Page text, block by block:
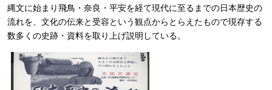
縄文に始まり飛鳥・奈良・平安を経て現代に至るまでの日本歴史の
流れを、文化の伝来と受容という観点からとらえたもので現存する
数多くの史跡・資料を取り上げ説明している。